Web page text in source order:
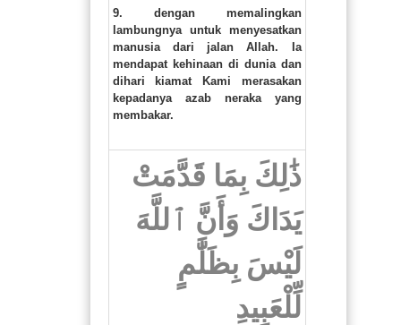
9. dengan memalingkan
lambungnya untuk menyesatkan
manusia dari jalan Allah. Ia
mendapat kehinaan di dunia dan
dihari kiamat Kami merasakan
kepadanya azab neraka yang
membakar.
ذَٰلِكَ بِمَا قَدَّمَتْ
يَدَاكَ وَأَنَّ ٱللَّهَ
لَيْسَ بِظَلَّٰمٍ
لِّلْعَبِيدِ